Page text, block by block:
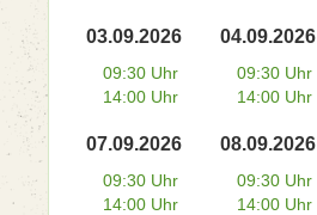
03.09.2026
09:30 Uhr
14:00 Uhr
04.09.2026
09:30 Uhr
14:00 Uhr
07.09.2026
09:30 Uhr
14:00 Uhr
08.09.2026
09:30 Uhr
14:00 Uhr